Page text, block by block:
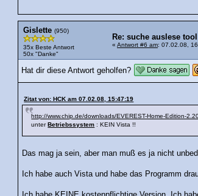
Gislette (950)
35x Beste Antwort
50x "Danke"
Re: suche auslese
« Antwort #6 am: 07.02.08,
Hat dir diese Antwort geholfen?
Zitat von: HCK am 07.02.08, 15:47:19
http://www.chip.de/downloads/EVEREST-Home-Edition-
unterBetriebssystem : KEIN Vista !!
Das mag ja sein, aber man muß es ja nicht
Ich habe auch Vista und habe das Programm